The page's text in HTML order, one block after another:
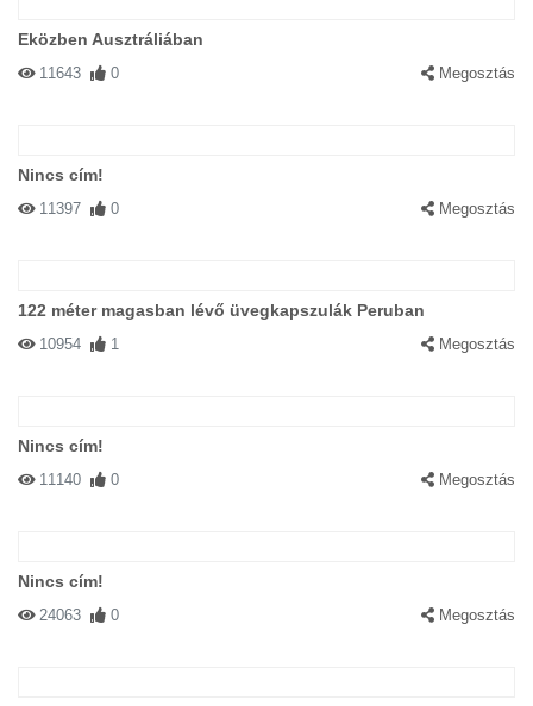
Eközben Ausztráliában
11643 0 Megosztás
Nincs cím!
11397 0 Megosztás
122 méter magasban lévő üvegkapszulák Peruban
10954 1 Megosztás
Nincs cím!
11140 0 Megosztás
Nincs cím!
24063 0 Megosztás